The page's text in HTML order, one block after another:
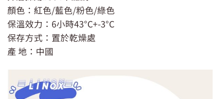
顏色：紅色/藍色/粉色/綠色
保溫效力：6小時43°C+-3°C
保存方式：置於乾燥處
產 地：中國